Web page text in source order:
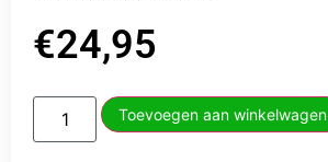
€24,95
Toevoegen aan winkelwagen